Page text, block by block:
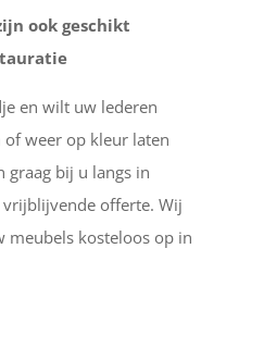
ook geschikt
en wilt uw lederen
weer op kleur laten
graag bij u langs in
offerte. Wij
meubels kosteloos op in